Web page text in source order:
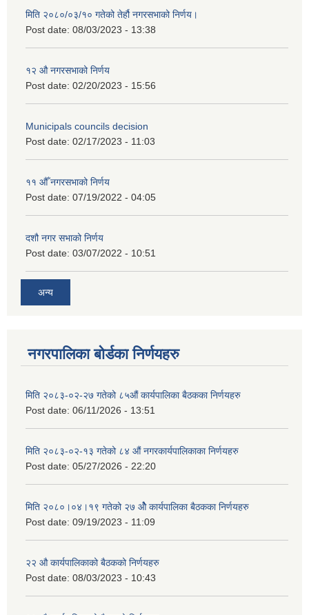
मिति २०८०/०३/१० गतेको तेर्हौ नगरसभाको निर्णय।
Post date: 08/03/2023 - 13:38
१२ औ नगरसभाको निर्णय
Post date: 02/20/2023 - 15:56
Municipals councils decision
Post date: 02/17/2023 - 11:03
११ ‌औँ नगरसभाको निर्णय
Post date: 07/19/2022 - 04:05
दशौ नगर सभाको निर्णय
Post date: 03/07/2022 - 10:51
अन्य
नगरपालिका बोर्डका निर्णयहरु
मिति २०८३-०२-२७ गतेको ८५औं कार्यपालिका बैठकका निर्णयहरु
Post date: 06/11/2026 - 13:51
मिति २०८३-०२-१३ गतेको ८४ औं नगरकार्यपालिकाका निर्णयहरु
Post date: 05/27/2026 - 22:20
मिति २०८०।०४।१९ गतेको २७ ‌‍‌ओेै कार्यपालिका बैठकका निर्णयहरु
Post date: 09/19/2023 - 11:09
२‍२ औ कार्यपालिकाको बैठकको निर्णयहरु
Post date: 08/03/2023 - 10:43